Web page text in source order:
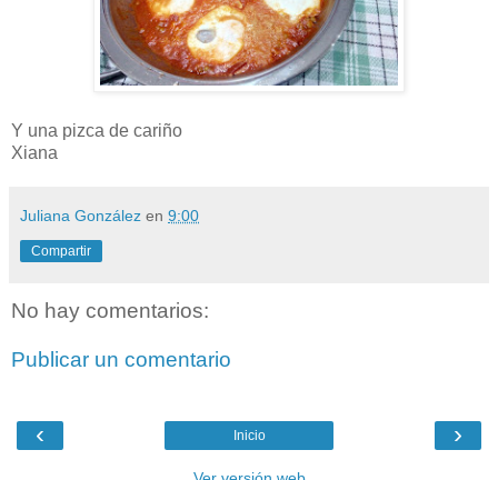
Y una pizca de cariño
Xiana
Juliana González en 9:00
Compartir
No hay comentarios:
Publicar un comentario
‹ ›
Inicio